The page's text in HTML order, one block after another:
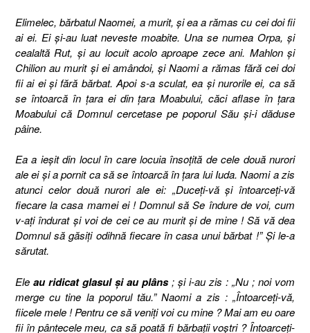
Elimelec, bărbatul Naomei, a murit, şi ea a rămas cu cei doi fii
ai ei. Ei şi-au luat neveste moabite. Una se numea Orpa, şi
cealaltă Rut, şi au locuit acolo aproape zece ani. Mahlon şi
Chilion au murit şi ei amândoi, şi Naomi a rămas fără cei doi
fii ai ei şi fără bărbat. Apoi s-a sculat, ea şi nurorile ei, ca să
se întoarcă în ţara ei din ţara Moabului, căci aflase în ţara
Moabului că Domnul cercetase pe poporul Său şi-i dăduse
pâine.
Ea a ieşit din locul în care locuia însoţită de cele două nurori
ale ei şi a pornit ca să se întoarcă în ţara lui Iuda. Naomi a zis
atunci celor două nurori ale ei: „Duceţi-vă şi întoarceţi-vă
fiecare la casa mamei ei ! Domnul să Se îndure de voi, cum
v-aţi îndurat şi voi de cei ce au murit şi de mine ! Să vă dea
Domnul să găsiţi odihnă fiecare în casa unui bărbat !” Şi le-a
sărutat.
Ele au ridicat glasul şi au plâns; şi i-au zis : „Nu ; noi vom
merge cu tine la poporul tău.” Naomi a zis : „Întoarceţi-vă,
fiicele mele ! Pentru ce să veniţi voi cu mine ? Mai am eu oare
fii în pântecele meu, ca să poată fi bărbaţii voştri ? Întoarceţi-